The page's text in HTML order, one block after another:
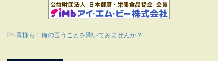
-貴様ら！俺の言うことを聞いてみませんか？